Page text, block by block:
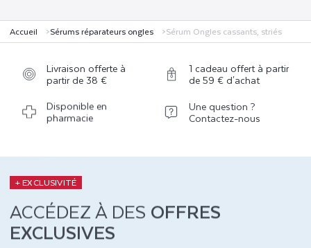
Accueil Sérums réparateurs ongles Sérum Ongles cassants, striés
Livraison offerte à
partir de 38 €
1 cadeau offert à partir
de 59 € d'achat
Disponible en
pharmacie
Une question ?
Contactez-nous
+ EXCLUSIVITÉ
ACCÉDEZ À DES OFFRES
EXCLUSIVES